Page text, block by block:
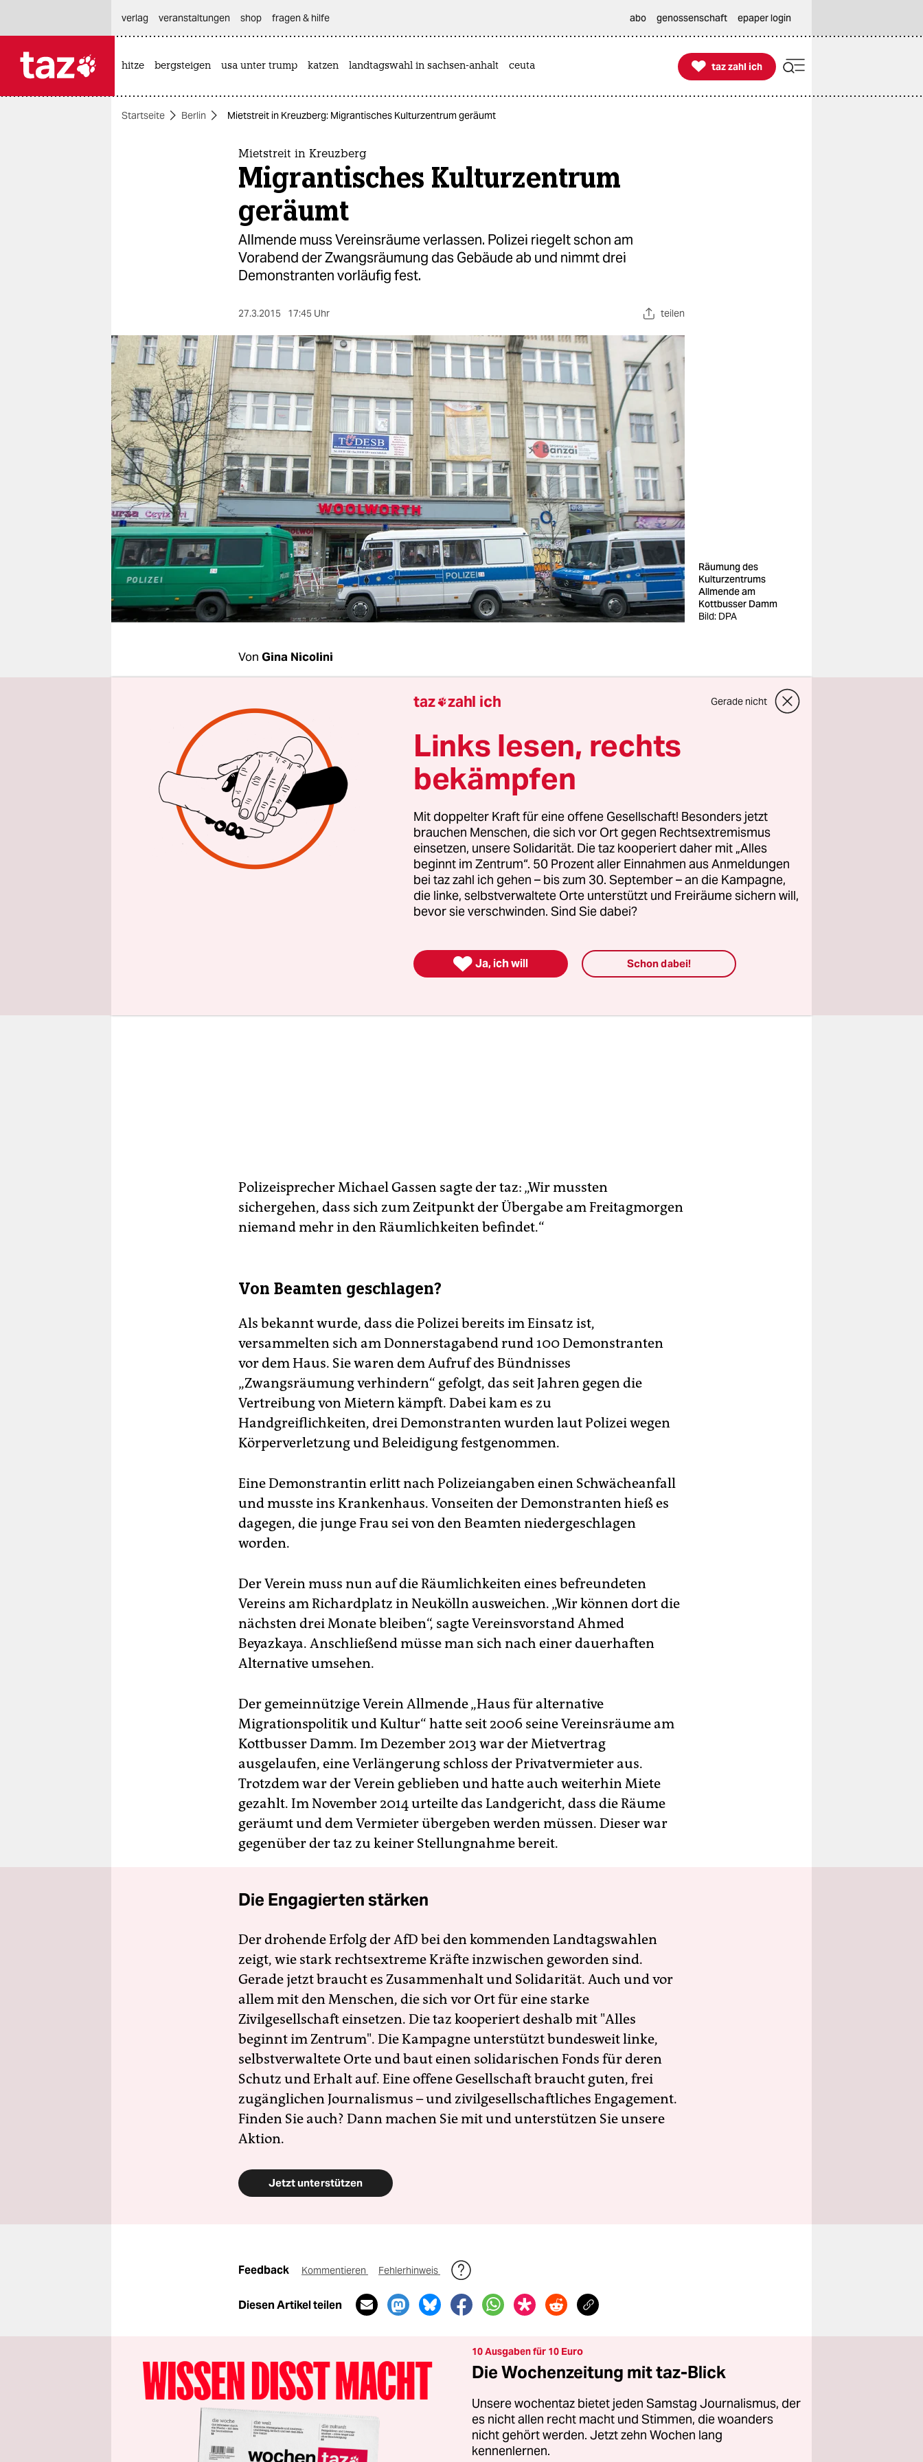
themen
nord
wahrheit
verlag
verlag
veranstaltungen
shop
fragen & hilfe
unterstützen
abo
genossenschaft
epaper login
verlag
veranstaltungen shop fragen & hilfe abo genossenschaft epaper login
hitze bergsteigen usa unter trump katzen landtagswahl in sachsen-anhalt ceuta 
taz zahl ich
taz zahl ich
Startseite Berlin Mietstreit in Kreuzberg: Migrantisches Kulturzentrum geräumt
Mietstreit in Kreuzberg
Migrantisches Kulturzentrum
geräumt
Allmende muss Vereinsräume verlassen. Polizei riegelt schon am
Vorabend der Zwangsräumung das Gebäude ab und nimmt drei
Demonstranten vorläufig fest.
27.3.2015 17:45 Uhr teilen
Räumung des
Kulturzentrums
Allmende am
Kottbusser Damm
Bild: DPA
Von Gina Nicolini
| Mit einem massiven Polizeieinsatz ging am
Freitagvormittag die Räumung des Vereins Allmende über die Bühne.
200 Beamte riegelten das Gebäude am Kottbusser Damm 25/26
großräumig ab, um die Übergabe der Räume durch einen
Gerichtsvollzieher an den Vermieter abzusichern. Auf der anderen
Straßenseite versammelten sich 250 friedliche Demonstranten.
Schon am Donnerstagabend hatten Polizeibeamte alle Zugänge zum
Haus sowie Teile des Kottbusser Damms absperrt und den
Vereinsmitgliedern den Zutritt verwehrt. So konnte die für den
späteren Abend anberaumte Vollversammlung nicht mehr stattfinden.
Polizeisprecher Michael Gassen sagte der taz: „Wir mussten
sichergehen, dass sich zum Zeitpunkt der Übergabe am Freitagmorgen
niemand mehr in den Räumlichkeiten befindet.“
Von Beamten geschlagen?
Als bekannt wurde, dass die Polizei bereits im Einsatz ist,
versammelten sich am Donnerstagabend rund 100 Demonstranten
vor dem Haus. Sie waren dem Aufruf des Bündnisses
„Zwangsräumung verhindern“ gefolgt, das seit Jahren gegen die
Vertreibung von Mietern kämpft. Dabei kam es zu
Handgreiflichkeiten, drei Demonstranten wurden laut Polizei wegen
Körperverletzung und Beleidigung festgenommen.
Eine Demonstrantin erlitt nach Polizeiangaben einen Schwächeanfall
und musste ins Krankenhaus. Vonseiten der Demonstranten hieß es
dagegen, die junge Frau sei von den Beamten niedergeschlagen
worden.
Der Verein muss nun auf die Räumlichkeiten eines befreundeten
Vereins am Richardplatz in Neukölln ausweichen. „Wir können dort die
nächsten drei Monate bleiben“, sagte Vereinsvorstand Ahmed
Beyazkaya. Anschließend müsse man sich nach einer dauerhaften
Alternative umsehen.
Der gemeinnützige Verein Allmende „Haus für alternative
Migrationspolitik und Kultur“ hatte seit 2006 seine Vereinsräume am
Kottbusser Damm. Im Dezember 2013 war der Mietvertrag
ausgelaufen, eine Verlängerung schloss der Privatvermieter aus.
Trotzdem war der Verein geblieben und hatte auch weiterhin Miete
gezahlt. Im November 2014 urteilte das Landgericht, dass die Räume
geräumt und dem Vermieter übergeben werden müssen. Dieser war
gegenüber der taz zu keiner Stellungnahme bereit.
Die Engagierten stärken
Der drohende Erfolg der AfD bei den kommenden Landtagswahlen
zeigt, wie stark rechtsextreme Kräfte inzwischen geworden sind.
Gerade jetzt braucht es Zusammenhalt und Solidarität. Auch und vor
allem mit den Menschen, die sich vor Ort für eine starke
Zivilgesellschaft einsetzen. Die taz kooperiert deshalb mit "Alles
beginnt im Zentrum". Die Kampagne unterstützt bundesweit linke,
selbstverwaltete Orte und baut einen solidarischen Fonds für deren
Schutz und Erhalt auf. Eine offene Gesellschaft braucht guten, frei
zugänglichen Journalismus – und zivilgesellschaftliches Engagement.
Finden Sie auch? Dann machen Sie mit und unterstützen Sie unsere
Aktion.
Jetzt unterstützen
Feedback Kommentieren Fehlerhinweis
Diesen Artikel teilen
10 Ausgaben für 10 Euro
Die Wochenzeitung mit taz-Blick
Unsere wochentaz bietet jeden Samstag Journalismus, der
es nicht allen recht macht und Stimmen, die woanders
nicht gehört werden. Jetzt zehn Wochen lang
kennenlernen.
taz zahl ich Gerade nicht
Links lesen, rechts
bekämpfen
Mit doppelter Kraft für eine offene Gesellschaft! Besonders jetzt
brauchen Menschen, die sich vor Ort gegen Rechtsextremismus
einsetzen, unsere Solidarität. Die taz kooperiert daher mit „Alles
beginnt im Zentrum“. 50 Prozent aller Einnahmen aus Anmeldungen
bei taz zahl ich gehen – bis zum 30. September – an die Kampagne,
die linke, selbstverwaltete Orte unterstützt und Freiräume sichern will,
bevor sie verschwinden. Sind Sie dabei?
 Ja, ich will Schon dabei!